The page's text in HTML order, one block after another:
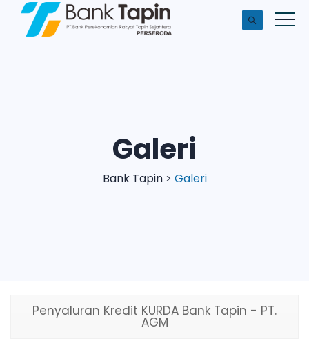
Galeri
Bank Tapin> Galeri
Penyaluran Kredit KURDA Bank Tapin - PT.
AGM